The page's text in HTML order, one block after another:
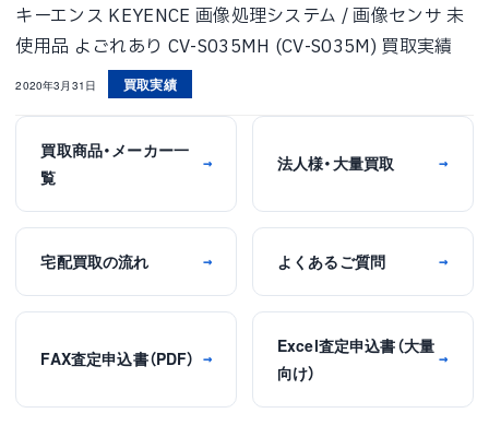
キーエンス KEYENCE 画像処理システム / 画像センサ 未
使用品 よごれあり CV-S035MH (CV-S035M) 買取実績
2020年3月31日 買取実績
買取商品・メーカー一
覧
→ 法人様・大量買取 →
宅配買取の流れ → よくあるご質問 →
FAX査定申込書（PDF） →
Excel査定申込書（大量
向け）
→